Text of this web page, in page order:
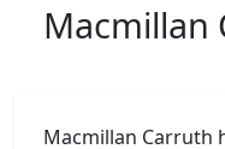
Macmillan
Macmillan Carruth